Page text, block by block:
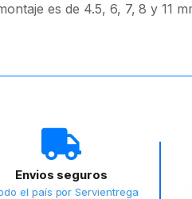
es de 4.5, 6, 7, 8 y 11
Envios seguros
el país por Servientrega